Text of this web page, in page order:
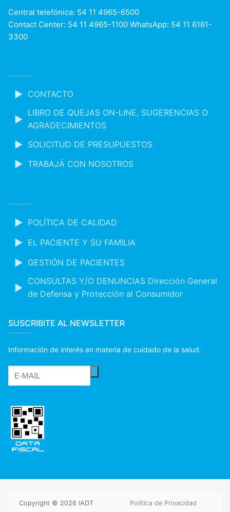
Central telefónica: 54 11 4965-6500
Contact Center: 54 11 4965-1100 WhatsApp: 54 11 6161-
3300
CONTACTO
LIBRO DE QUEJAS ON-LINE, SUGERENCIAS O
AGRADECIMIENTOS
SOLICITUD DE PRESUPUESTOS
TRABAJÁ CON NOSOTROS
POLÍTICA DE CALIDAD
EL PACIENTE Y SU FAMILIA
GESTIÓN DE PACIENTES
CONSULTAS Y/O DENUNCIAS Dirección General
de Defensa y Protección al Consumidor
SUSCRIBITE AL NEWSLETTER
Información de interés en materia de cuidado de la salud.
Copyright © 2026 IADT Política de Privacidad